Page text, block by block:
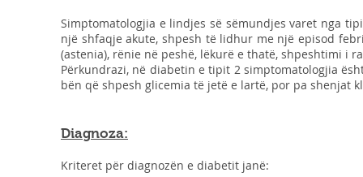
Simptomatologjia e lindjes së sëmundjes varet nga
një shfaqje akute, shpesh të lidhur me një episod
(astenia), rënie në peshë, lëkurë e thatë, shpeshtimi i
Përkundrazi, në diabetin e tipit 2 simptomatologjia
bën që shpesh glicemia të jetë e lartë, por pa shenjat
Diagnoza:
Kriteret për diagnozën e diabetit janë: